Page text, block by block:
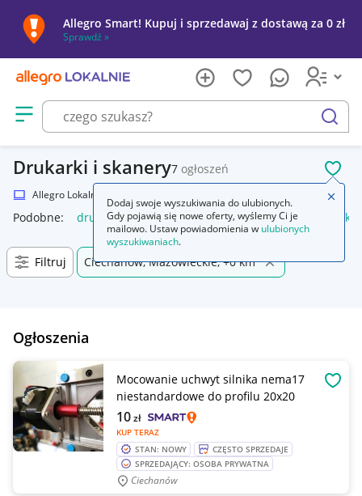
Allegro Smart! Kupuj i sprzedawaj z dostawą za 0 zł
Sprawdź »
Otwórz menu z kategoriami
szukaj
Drukarki i skanery7 ogłoszeń
Allegro Lokalnie
Podobne: drukarka i skaner drukarka i skaner 3d
Filtruj Ciechanów, Mazowieckie, +0 km
Ogłoszenia
Mocowanie uchwyt silnika nema17
niestandardowe do profilu 20x20
KUP TERAZ
10zł
STAN: NOWY
CZĘSTO SPRZEDAJE
SPRZEDAJĄCY: OSOBA PRYWATNA
Ciechanów
Dodaj swoje wyszukiwania do ulubionych.
Gdy pojawią się nowe oferty, wyślemy Ci je
mailowo. Ustaw powiadomienia w ulubionych
wyszukiwaniach.